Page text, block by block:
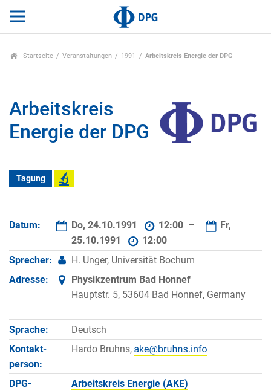
Startseite Veranstaltungen 1991 Arbeitskreis Energie der DPG
Arbeitskreis
Energie der DPG
Tagung
Datum: Do, 24.10.1991 12:00 –
Fr,
25.10.1991
12:00
Sprecher:
H. Unger, Universität Bochum
Adresse:
Physikzentrum Bad Honnef
Hauptstr. 5, 53604 Bad Honnef, Germany
Sprache:
Deutsch
Kontakt­
person:
Hardo Bruhns,
DPG-
Arbeitskreis Energie (AKE)